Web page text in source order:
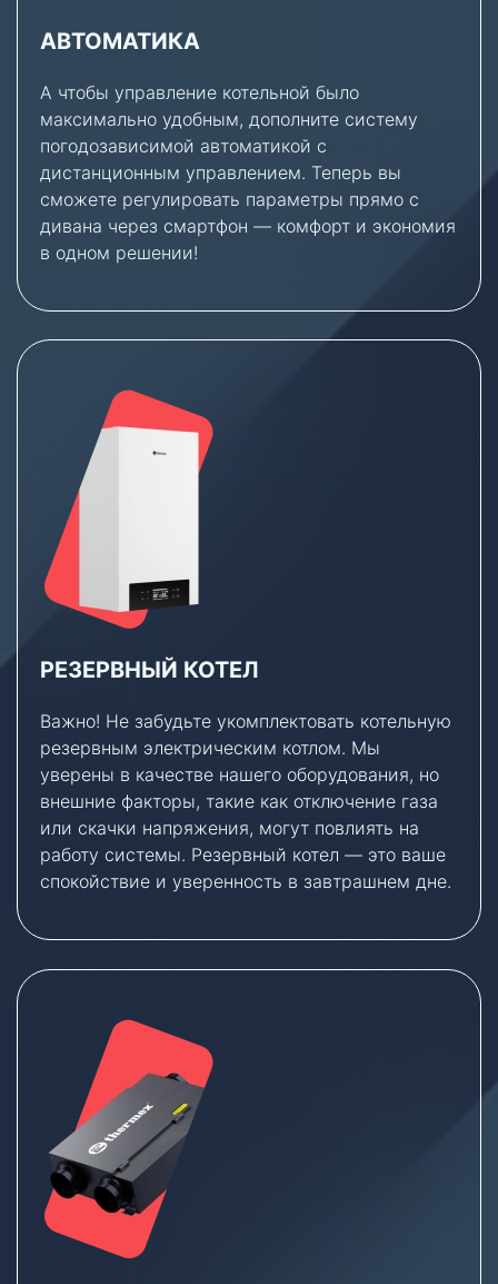
АВТОМАТИКА
А чтобы управление котельной было
максимально удобным, дополните систему
погодозависимой автоматикой с
дистанционным управлением. Теперь вы
сможете регулировать параметры прямо с
дивана через смартфон — комфорт и экономия
в одном решении!
РЕЗЕРВНЫЙ КОТЕЛ
Важно! Не забудьте укомплектовать котельную
резервным электрическим котлом. Мы
уверены в качестве нашего оборудования, но
внешние факторы, такие как отключение газа
или скачки напряжения, могут повлиять на
работу системы. Резервный котел — это ваше
спокойствие и уверенность в завтрашнем дне.